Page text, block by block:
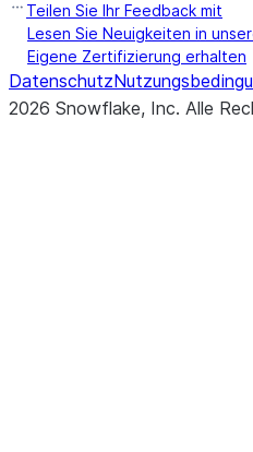
Teilen Sie Ihr Feedback mit
Lesen Sie Neuigkeiten in
Eigene Zertifizierung erhalten
Datenschutz
2026 Snowflake, Inc. Alle